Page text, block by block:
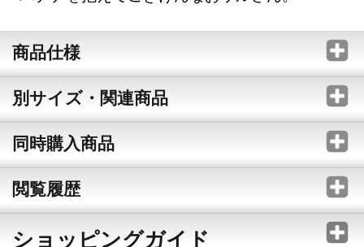
商品仕様
別サイズ・関連商品
同時購入商品
閲覧履歴
ショッピングガイド